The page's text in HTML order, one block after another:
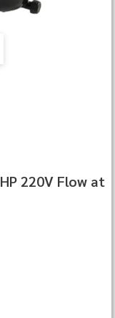
220V Flow at